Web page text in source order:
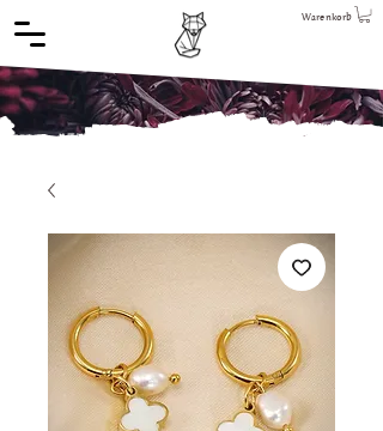
Warenkorb